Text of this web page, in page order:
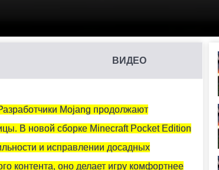
ВИДЕО
Mojang продолжают
В новой сборке Minecraft Pocket Edition
и исправлении досадных
контента, оно делает игру комфортнее